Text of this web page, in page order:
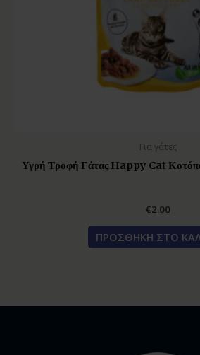
Για γάτες
Υγρή Τροφή Γάτας Happy Cat
€2.00
ΠΡΟΣΘΉΚΗ ΣΤΟ